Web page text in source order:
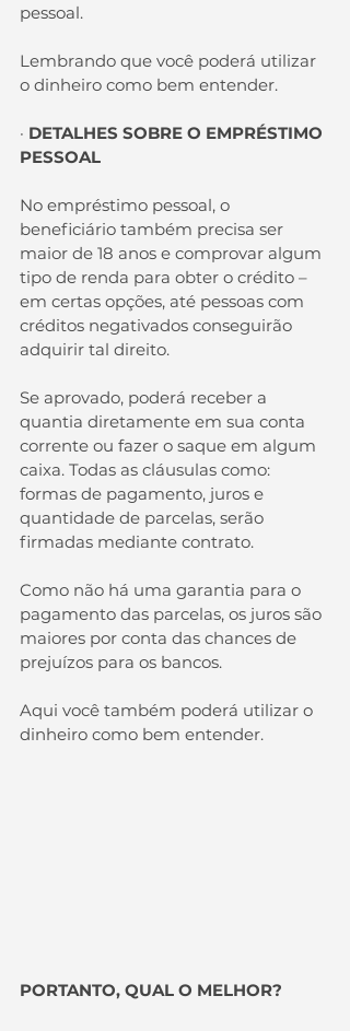
pessoal.
Lembrando que você poderá utilizar
o dinheiro como bem entender.
· DETALHES SOBRE O EMPRÉSTIMO
PESSOAL
No empréstimo pessoal, o
beneficiário também precisa ser
maior de 18 anos e comprovar algum
tipo de renda para obter o crédito –
em certas opções, até pessoas com
créditos negativados conseguirão
adquirir tal direito.
Se aprovado, poderá receber a
quantia diretamente em sua conta
corrente ou fazer o saque em algum
caixa. Todas as cláusulas como:
formas de pagamento, juros e
quantidade de parcelas, serão
firmadas mediante contrato.
Como não há uma garantia para o
pagamento das parcelas, os juros são
maiores por conta das chances de
prejuízos para os bancos.
Aqui você também poderá utilizar o
dinheiro como bem entender.
PORTANTO, QUAL O MELHOR?